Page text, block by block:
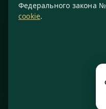
Благодарности
Москва, Варшавское
Федерального закона
cookie.